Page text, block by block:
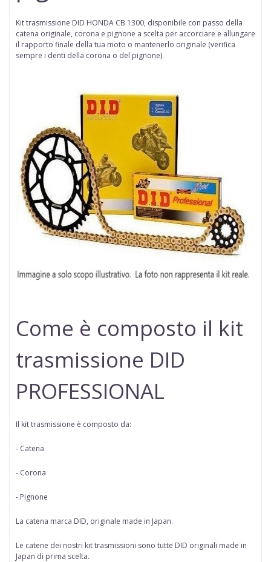
Kit trasmissione DID HONDA CB 1300, disponibile con passo della
catena originale, corona e pignone a scelta per accorciare e allungare
il rapporto finale della tua moto o mantenerlo originale (verifica
sempre i denti della corona o del pignone).
Come è composto il kit
trasmissione DID
PROFESSIONAL
Il kit trasmissione è composto da:
- Catena
- Corona
- Pignone
La catena marca DID, originale made in Japan.
Le catene dei nostri kit trasmissioni sono tutte DID originali made in
Japan di prima scelta.